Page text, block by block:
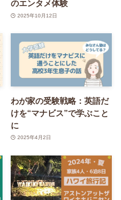
のエンタメ体験
2025年10月12日
わが家の受験戦略：英語だ
けを“マナビス”で学ぶこと
に
2025年4月2日